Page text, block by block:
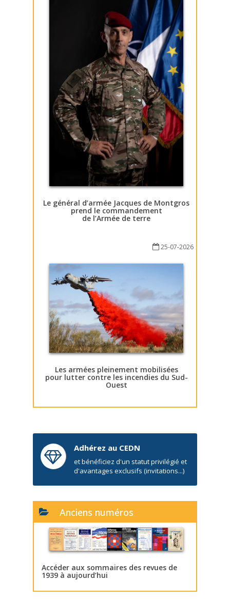
Le général d’armée Jacques de Montgros
prend le commandement
de l’Armée de terre
25-07-2026
Les armées pleinement mobilisées
pour lutter contre les incendies du Sud-
Ouest
Adhérez au CEDN
et bénéficiez d'un statut privilégié et
d'avantages exclusifs (invitations...)
Anciens numéros
Accéder aux sommaires des revues de
1939 à aujourd’hui